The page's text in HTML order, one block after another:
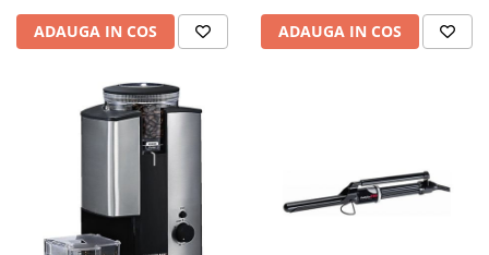
TV, Electronice & Gaming
Baterii si acumulatori
Aparate foto & accesorii
Alte accesorii foto & video
Aparate foto compacte
Aparate foto DSLR
Aparate foto Mirrorless
ADAUGA IN COS ADAUGA IN COS